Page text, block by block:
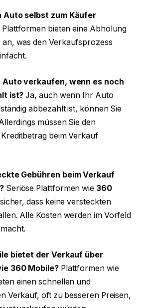
Auto selbst zum Käufer
Plattformen bieten eine Abholung
an, was den Verkaufsprozess
Auto verkaufen, wenn es noch
ist? Ja, auch wenn Ihr Auto
abbezahlt ist, können Sie
müssen Sie den
beim Verkauf
Gebühren beim Verkauf
Seriöse Plattformen wie 360
dass keine versteckten
Alle Kosten werden im Vorfeld
bietet der Verkauf über
360 Mobile?Plattformen wie
einen schnellen und
Verkauf, oft zu besseren Preisen,